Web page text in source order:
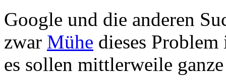
Google und die anderen
zwar Mühe dieses
es sollen mittlerweile